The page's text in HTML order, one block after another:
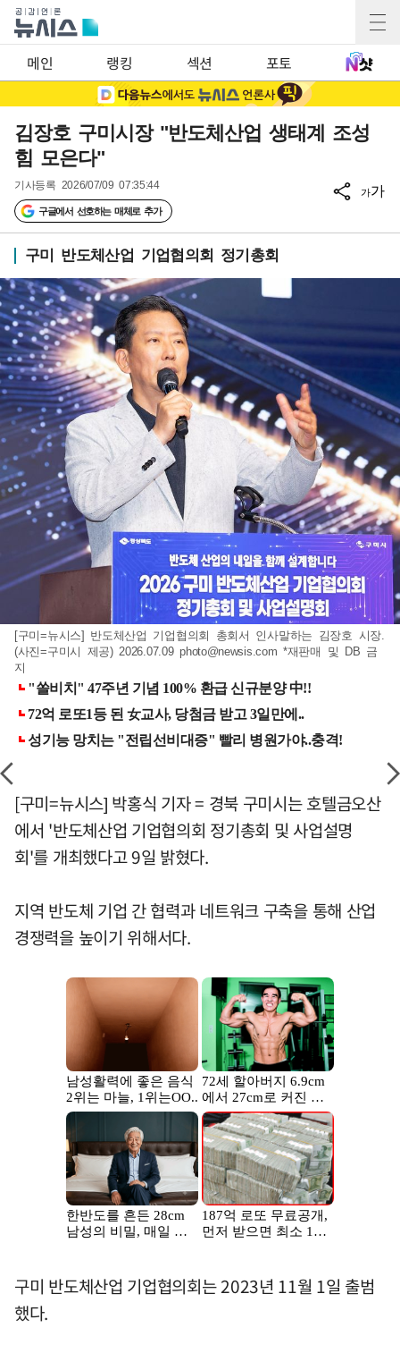
메인 랭킹 섹션 포토
김장호 구미시장 "반도체산업 생태계 조성
힘 모은다"
기사등록 2026/07/09 07:35:44
구글에서 선호하는 매체로 추가
가가
구미 반도체산업 기업협의회 정기총회
[구미=뉴시스] 반도체산업 기업협의회 총회서 인사말하는 김장호 시장.
(사진=구미시 제공) 2026.07.09photo@newsis.com *재판매 및 DB 금
지
[구미=뉴시스] 박홍식 기자 = 경북 구미시는 호텔금오산
에서 '반도체산업 기업협의회 정기총회 및 사업설명
회'를 개최했다고 9일 밝혔다.
지역 반도체 기업 간 협력과 네트워크 구축을 통해 산업
경쟁력을 높이기 위해서다.
구미 반도체산업 기업협의회는 2023년 11월 1일 출범
했다.